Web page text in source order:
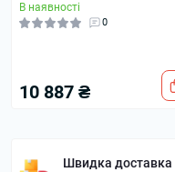
В наявності
0
10 887 ₴
Швидка доставка